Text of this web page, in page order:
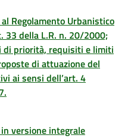
Regolamento Urbanistico
33 della L.R. n. 20/2000;
di priorità, requisiti e limiti
di attuazione del
ai sensi dell’art. 4
versione integrale